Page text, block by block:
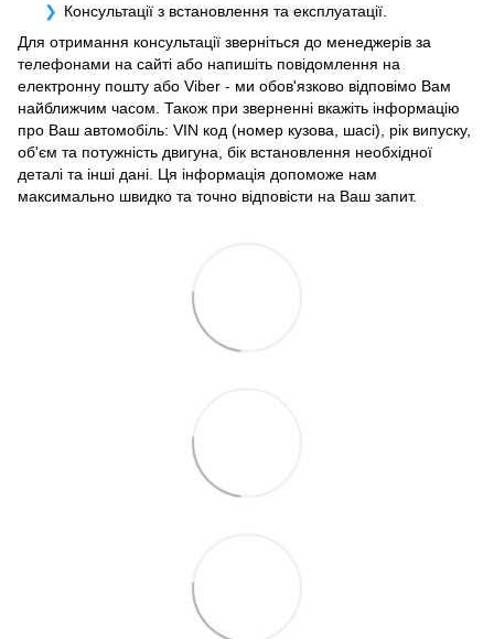
Консультації з встановлення та експлуатації.
Для отримання консультації зверніться до менеджерів за
телефонами на сайті або напишіть повідомлення на
електронну пошту або Viber - ми обов'язково відповімо Вам
найближчим часом. Також при зверненні вкажіть інформацію
про Ваш автомобіль: VIN код (номер кузова, шасі), рік випуску,
об'єм та потужність двигуна, бік встановлення необхідної
деталі та інші дані. Ця інформація допоможе нам
максимально швидко та точно відповісти на Ваш запит.